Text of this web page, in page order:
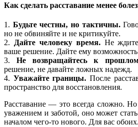
Как сделать расставание менее
1. Будьте честны, но тактичны.
но не обвиняйте и не критикуйте.
2.
Дайте человеку время.Не
ваше решение. Дайте ему
3.Не возвращайтесь к
решение, не давайте ложных надежд.
4. Уважайте границы. После
пространство для восстановления.
Расставание — это всегда сложно.
уважением и заботой, оно может
началом чего-то нового. Для вас обоих.